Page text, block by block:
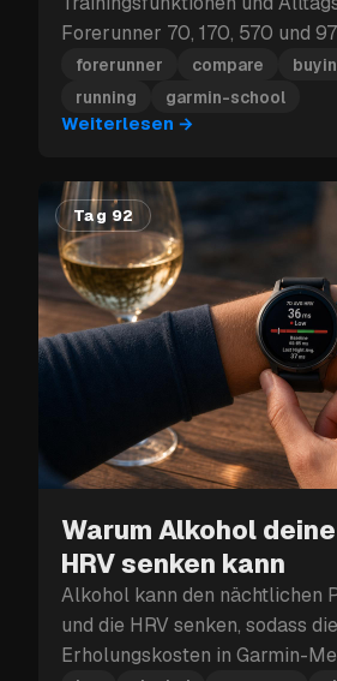
Forerunner 70, 170, 570 und
Kauf.
forerunner compare
running
garmin-school
Weiterlesen →
Tag 92
Warum Alkohol
HRV senken kann
Alkohol kann den nächtlichen
und die HRV senken, sodass die
Erholungskosten in Garmin-